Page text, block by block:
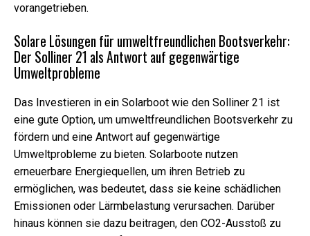
vorangetrieben.
Solare Lösungen für umweltfreundlichen Bootsverkehr:
Der Solliner 21 als Antwort auf gegenwärtige
Umweltprobleme
Das Investieren in ein Solarboot wie den Solliner 21 ist
eine gute Option, um umweltfreundlichen Bootsverkehr zu
fördern und eine Antwort auf gegenwärtige
Umweltprobleme zu bieten. Solarboote nutzen
erneuerbare Energiequellen, um ihren Betrieb zu
ermöglichen, was bedeutet, dass sie keine schädlichen
Emissionen oder Lärmbelastung verursachen. Darüber
hinaus können sie dazu beitragen, den CO2-Ausstoß zu